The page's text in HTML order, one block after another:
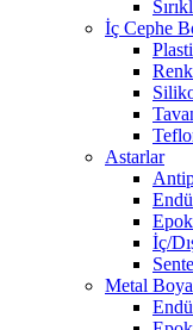
İç Cephe
Astarlar
İç/
Metal